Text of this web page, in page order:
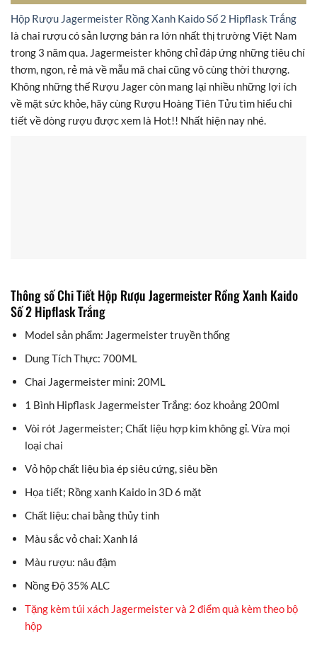
Hộp Rượu Jagermeister Rồng Xanh Kaido Số 2 Hipflask Trắng
là chai rượu có sản lượng bán ra lớn nhất thị trường Việt Nam
trong 3 năm qua. Jagermeister không chỉ đáp ứng những tiêu chí
thơm, ngon, rẻ mà về mẫu mã chai cũng vô cùng thời thượng.
Không những thế Rượu Jager còn mang lại nhiều những lợi ích
về mặt sức khỏe, hãy cùng Rượu Hoàng Tiên Tửu tìm hiểu chi
tiết về dòng rượu được xem là Hot!! Nhất hiện nay nhé.
Thông số Chi Tiết Hộp Rượu Jagermeister Rồng Xanh Kaido
Số 2 Hipflask Trắng
Model sản phẩm: Jagermeister truyền thống
Dung Tích Thực: 700ML
Chai Jagermeister mini: 20ML
1 Bình Hipflask Jagermeister Trắng: 6oz khoảng 200ml
Vòi rót Jagermeister; Chất liệu hợp kim không gỉ. Vừa mọi
loại chai
Vỏ hộp chất liệu bìa ép siêu cứng, siêu bền
Họa tiết; Rồng xanh Kaido in 3D 6 mặt
Chất liệu: chai bằng thủy tinh
Màu sắc vỏ chai: Xanh lá
Màu rượu: nâu đậm
Nồng Độ 35% ALC
Tặng kèm túi xách Jagermeister và 2 điểm quà kèm theo bộ
hộp